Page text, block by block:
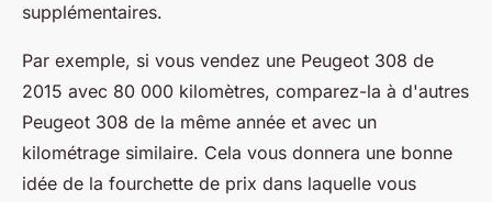
supplémentaires.
Par exemple, si vous vendez une Peugeot 308 de
2015 avec 80 000 kilomètres, comparez-la à d'autres
Peugeot 308 de la même année et avec un
kilométrage similaire. Cela vous donnera une bonne
idée de la fourchette de prix dans laquelle vous